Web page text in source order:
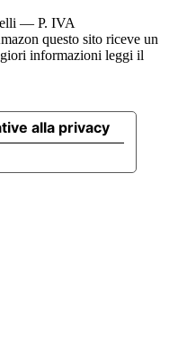
— P. IVA
questo sito riceve un
informazioni leggi il
alla privacy